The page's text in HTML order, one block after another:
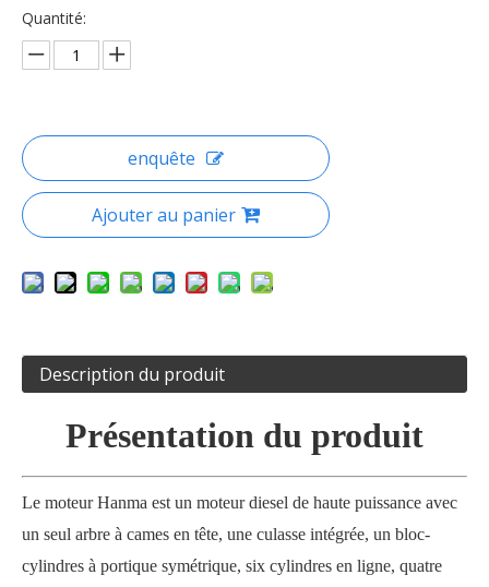
Quantité:
enquête
Ajouter au panier
Description du produit
Présentation du produit
Le moteur Hanma est un moteur diesel de haute puissance avec
un seul arbre à cames en tête, une culasse intégrée, un bloc-
cylindres à portique symétrique, six cylindres en ligne, quatre